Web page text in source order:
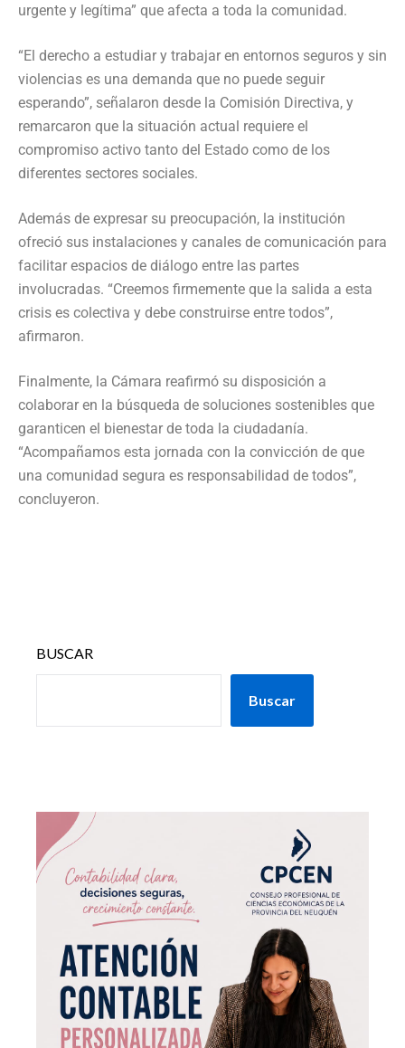
urgente y legítima” que afecta a toda la comunidad.
“El derecho a estudiar y trabajar en entornos seguros y sin
violencias es una demanda que no puede seguir
esperando”, señalaron desde la Comisión Directiva, y
remarcaron que la situación actual requiere el
compromiso activo tanto del Estado como de los
diferentes sectores sociales.
Además de expresar su preocupación, la institución
ofreció sus instalaciones y canales de comunicación para
facilitar espacios de diálogo entre las partes
involucradas. “Creemos firmemente que la salida a esta
crisis es colectiva y debe construirse entre todos”,
afirmaron.
Finalmente, la Cámara reafirmó su disposición a
colaborar en la búsqueda de soluciones sostenibles que
garanticen el bienestar de toda la ciudadanía.
“Acompañamos esta jornada con la convicción de que
una comunidad segura es responsabilidad de todos”,
concluyeron.
BUSCAR
Buscar